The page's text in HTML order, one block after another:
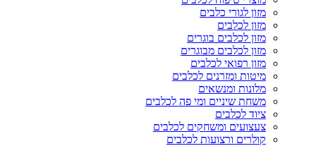
מזון לגורי כלבים
מזון לכלבים
מזון לכלבים בוגרים
מזון לכלבים מבוגרים
מזון רפואי לכלבים
מיטות ומזרנים לכלבים
מלונות ומנשאים
משחת שיניים ומי פה לכלבים
ציוד לכלבים
צעצועים ומשחקים לכלבים
קולרים ורצועות לכלבים